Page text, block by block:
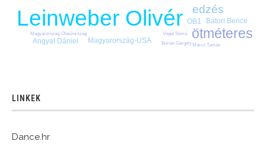
Leinweber Olivér
ötméteres
edzés
Angyal Dániel
Bátori Bence
Magyarország-USA
OB1
Burián Gergely
Magyarország-Olaszország
Märcz Tamás
Vogel Soma
LINKEK
Dance.hr